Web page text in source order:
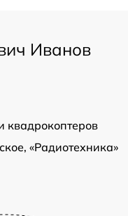
Иванов
квадрокоптеров
«Радиотехника»